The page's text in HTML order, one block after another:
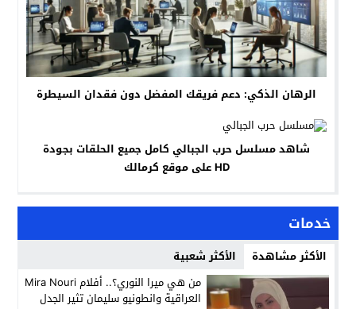
الرهان الذكي: دعم فريقك المفضل دون فقدان السيطرة
شاهد مسلسل حرب الجبالي كامل جميع الحلقات بجودة
HD على موقع كرمالك
خدمات
الأكثر مشاهدة الأكثر شعبية
من هي ميرا النوري؟.. أفلام Mira Nouri
العراقية وانطونيو سليمان تثير الجدل